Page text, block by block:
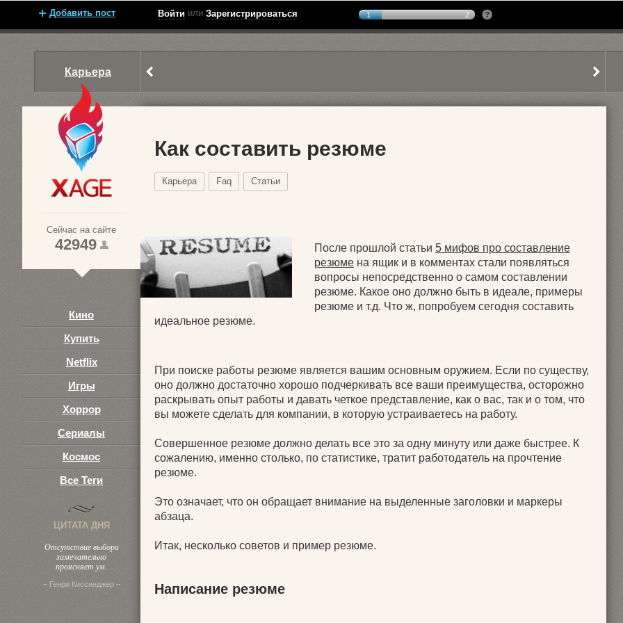
Добавить пост Войти или Зарегистрироваться 1 2
Карьера
1
Сейчас на сайте
42949
Кино
Купить
Netflix
Игры
Хоррор
Сериалы
Космос
Все Теги
ЦИТАТА ДНЯ
Отсутствие выбора
замечательно
проясняет ум.
– Генри Киссинджер –
Как составить резюме
Карьера Faq Статьи
После прошлой статьи 5 мифов про составление
резюме на ящик и в комментах стали появляться
вопросы непосредственно о самом составлении
резюме. Какое оно должно быть в идеале, примеры
резюме и т.д. Что ж, попробуем сегодня составить
идеальное резюме.
При поиске работы резюме является вашим основным оружием. Если по существу,
оно должно достаточно хорошо подчеркивать все ваши преимущества, осторожно
раскрывать опыт работы и давать четкое представление, как о вас, так и о том, что
вы можете сделать для компании, в которую устраиваетесь на работу.
Совершенное резюме должно делать все это за одну минуту или даже быстрее. К
сожалению, именно столько, по статистике, тратит работодатель на прочтение
резюме.
Это означает, что он обращает внимание на выделенные заголовки и маркеры
абзаца.
Итак, несколько советов и пример резюме.
Написание резюме